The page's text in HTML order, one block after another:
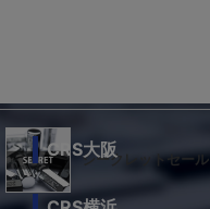
シークレットセール
CRS大阪